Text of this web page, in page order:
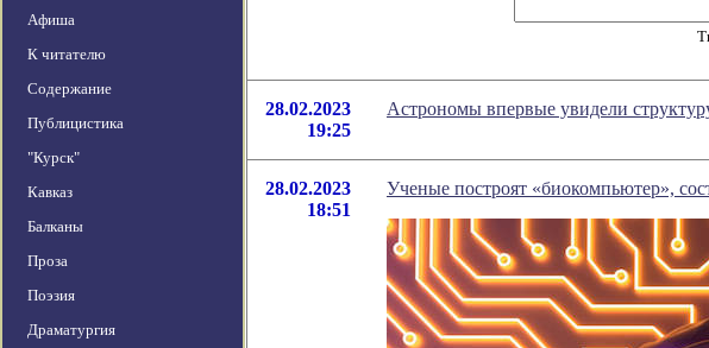
Афиша
К читателю
Содержание
Публицистика
"Курск"
Кавказ
Балканы
Проза
Поэзия
Драматургия
28.02.2023
19:25
Астрономы впервые увидели
28.02.2023
18:51
Ученые построят «биокомпьютер»,